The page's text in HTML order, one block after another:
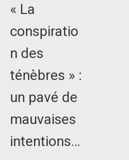
« La
conspiratio
n des
ténèbres » :
un pavé de
mauvaises
intentions…